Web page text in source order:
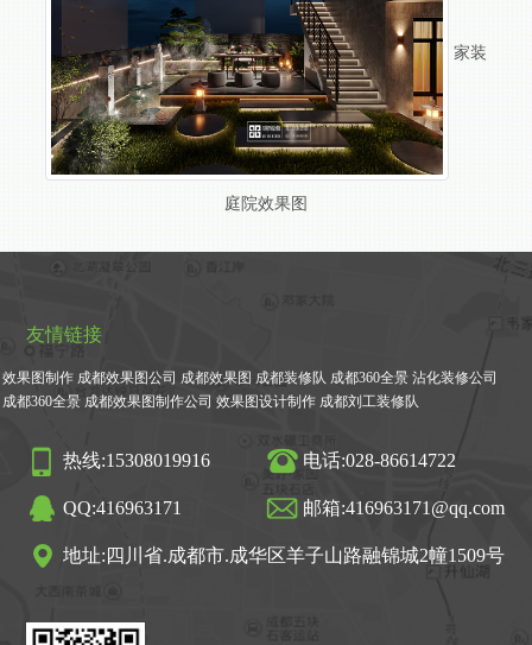
家装
庭院效果图
友情链接
效果图制作 成都效果图公司 成都效果图 成都装修队 成都360全景 沾化装修公司
成都360全景 成都效果图制作公司 效果图设计制作 成都刘工装修队
热线:15308019916 电话:028-86614722
QQ:416963171 邮箱:416963171@qq.com
地址:四川省.成都市.成华区羊子山路融锦城2幢1509号